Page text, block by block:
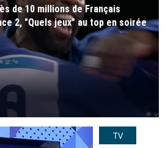
de 10 millions de Français
2, "Quels jeux" au top en soirée
TV